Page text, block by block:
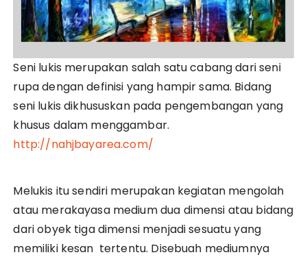
Seni lukis merupakan salah satu cabang dari seni
rupa dengan definisi yang hampir sama. Bidang
seni lukis dikhususkan pada pengembangan yang
khusus dalam menggambar.
http://nahjbayarea.com/
Melukis itu sendiri merupakan kegiatan mengolah
atau merakayasa medium dua dimensi atau bidang
dari obyek tiga dimensi menjadi sesuatu yang
memiliki kesan tertentu. Disebuah mediumnya